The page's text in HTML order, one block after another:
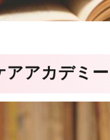
アアカデミ